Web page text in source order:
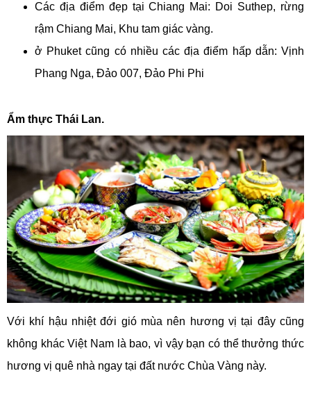
Các địa điểm đẹp tại Chiang Mai: Doi Suthep, rừng
rậm Chiang Mai, Khu tam giác vàng.
ở Phuket cũng có nhiều các địa điểm hấp dẫn: Vịnh
Phang Nga, Đảo 007, Đảo Phi Phi
Ẩm thực Thái Lan.
Với khí hậu nhiệt đới gió mùa nên hương vị tại đây cũng
không khác Việt Nam là bao, vì vậy bạn có thể thưởng thức
hương vị quê nhà ngay tại đất nước Chùa Vàng này.